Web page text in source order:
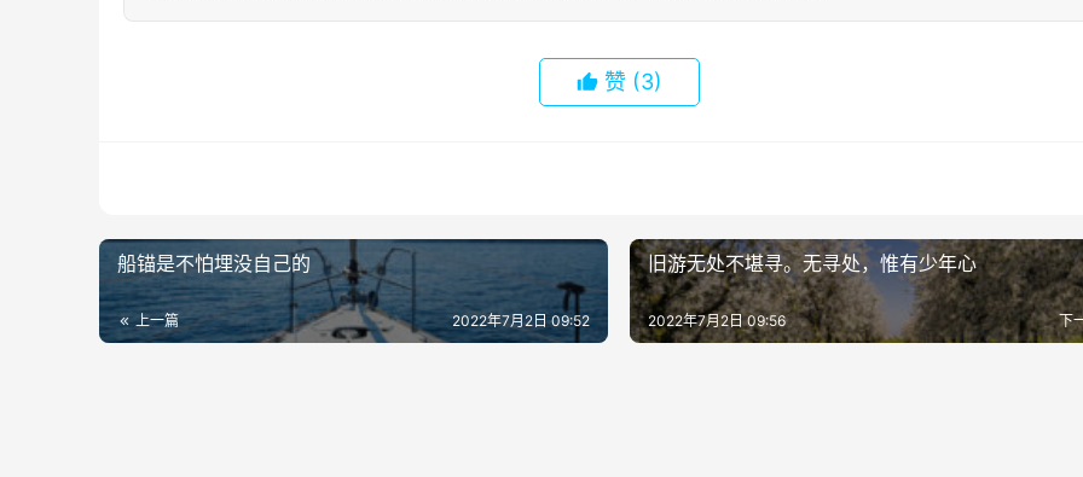
赞 (3)
船锚是不怕埋没自己的
上一篇 2022年7月2日 09:52
旧游无处不堪寻。无寻处，惟有少年心
下
2022年7月2日 09:56